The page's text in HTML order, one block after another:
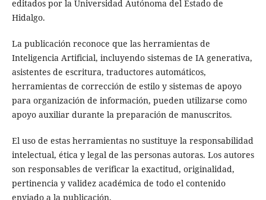
editados por la Universidad Autónoma del Estado de
Hidalgo.
La publicación reconoce que las herramientas de
Inteligencia Artificial, incluyendo sistemas de IA generativa,
asistentes de escritura, traductores automáticos,
herramientas de corrección de estilo y sistemas de apoyo
para organización de información, pueden utilizarse como
apoyo auxiliar durante la preparación de manuscritos.
El uso de estas herramientas no sustituye la responsabilidad
intelectual, ética y legal de las personas autoras. Los autores
son responsables de verificar la exactitud, originalidad,
pertinencia y validez académica de todo el contenido
enviado a la publicación.